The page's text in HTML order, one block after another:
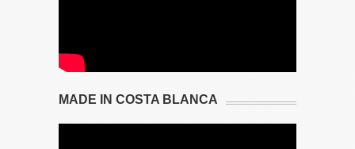
MADE IN COSTA BLANCA